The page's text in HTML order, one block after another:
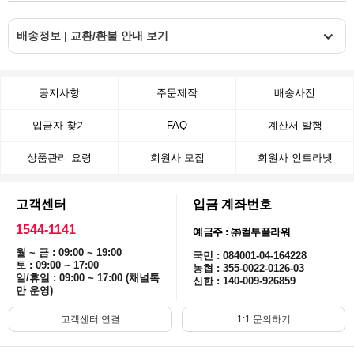
배송정보 | 교환/환불 안내 보기
공지사항 주문제작 배송사진
입금자 찾기 FAQ 계산서 발행
상품관리 요령 회원사 모집 회원사 인트라넷
고객센터
1544-1141
월 ~ 금 : 09:00 ~ 19:00
토 : 09:00 ~ 17:00
일/휴일 : 09:00 ~ 17:00 (채널톡
만 운영)
입금 계좌번호
예금주 : ㈜컬투플라워
국민 : 084001-04-164228
농협 : 355-0022-0126-03
신한 : 140-009-926859
고객센터 연결 1:1 문의하기